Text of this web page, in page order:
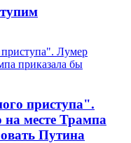
приступа".
на месте Трампа
Путина